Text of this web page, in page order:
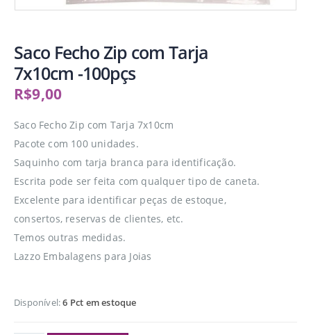
Saco Fecho Zip com Tarja
7x10cm -100pçs
R$9,00
Saco Fecho Zip com Tarja 7x10cm
Pacote com 100 unidades.
Saquinho com tarja branca para identificação.
Escrita pode ser feita com qualquer tipo de caneta.
Excelente para identificar peças de estoque,
consertos, reservas de clientes, etc.
Temos outras medidas.
Lazzo Embalagens para Joias
Disponível:6 Pct em estoque